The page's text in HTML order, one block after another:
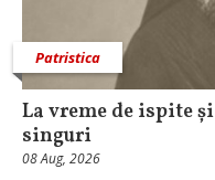
Patristica
La vreme de ispite
singuri
08 Aug, 2026